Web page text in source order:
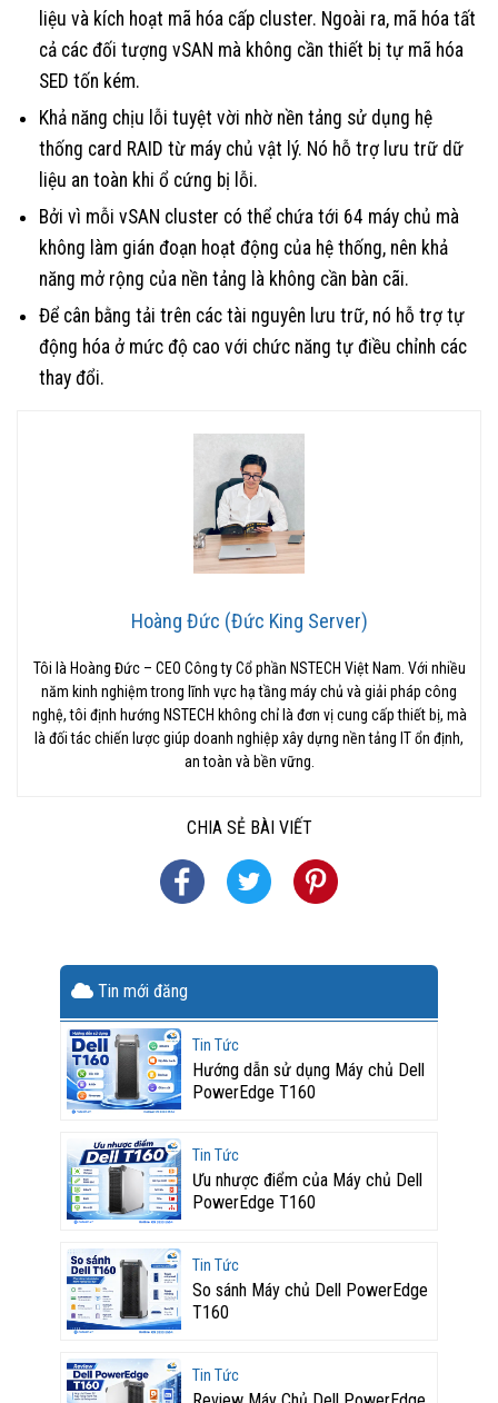
liệu và kích hoạt mã hóa cấp cluster. Ngoài ra, mã hóa tất
cả các đối tượng vSAN mà không cần thiết bị tự mã hóa
SED tốn kém.
Khả năng chịu lỗi tuyệt vời nhờ nền tảng sử dụng hệ
thống card RAID từ máy chủ vật lý. Nó hỗ trợ lưu trữ dữ
liệu an toàn khi ổ cứng bị lỗi.
Bởi vì mỗi vSAN cluster có thể chứa tới 64 máy chủ mà
không làm gián đoạn hoạt động của hệ thống, nên khả
năng mở rộng của nền tảng là không cần bàn cãi.
Để cân bằng tải trên các tài nguyên lưu trữ, nó hỗ trợ tự
động hóa ở mức độ cao với chức năng tự điều chỉnh các
thay đổi.
Hoàng Đức (Đức King Server)
Tôi là Hoàng Đức – CEO Công ty Cổ phần NSTECH Việt Nam. Với nhiều
năm kinh nghiệm trong lĩnh vực hạ tầng máy chủ và giải pháp công
nghệ, tôi định hướng NSTECH không chỉ là đơn vị cung cấp thiết bị, mà
là đối tác chiến lược giúp doanh nghiệp xây dựng nền tảng IT ổn định,
an toàn và bền vững.
CHIA SẺ BÀI VIẾT
Tin mới đăng
Tin Tức
Hướng dẫn sử dụng Máy chủ Dell
PowerEdge T160
Tin Tức
Ưu nhược điểm của Máy chủ Dell
PowerEdge T160
Tin Tức
So sánh Máy chủ Dell PowerEdge
T160
Tin Tức